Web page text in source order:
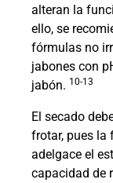
alteran la
ello, se
fórmulas no
jabones con
jabón. 10-13
El secado
frotar, pues la
adelgace el
capacidad de